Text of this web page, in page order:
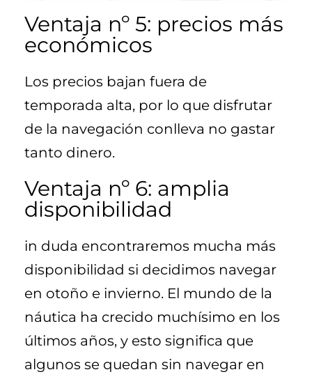
Ventaja nº 5: precios más
económicos
Los precios bajan fuera de
temporada alta, por lo que disfrutar
de la navegación conlleva no gastar
tanto dinero.
Ventaja nº 6: amplia
disponibilidad
in duda encontraremos mucha más
disponibilidad si decidimos navegar
en otoño e invierno. El mundo de la
náutica ha crecido muchísimo en los
últimos años, y esto significa que
algunos se quedan sin navegar en